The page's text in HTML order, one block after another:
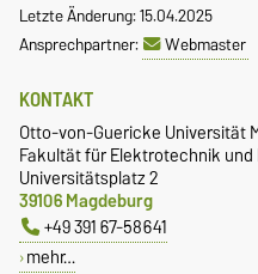
Letzte Änderung: 15.04.2025
Ansprechpartner:
Webmaster
KONTAKT
Otto-von-Guericke Universität
Fakultät für Elektrotechnik
Universitätsplatz 2
39106 Magdeburg
+49 391 67-58641
mehr…